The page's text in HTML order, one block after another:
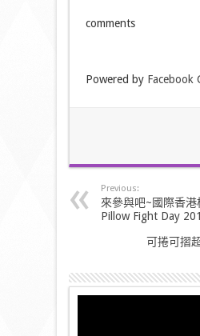
comments
Powered by Facebook
Previous:
來參與吧~國際香
Pillow Fight Day
可捲可摺